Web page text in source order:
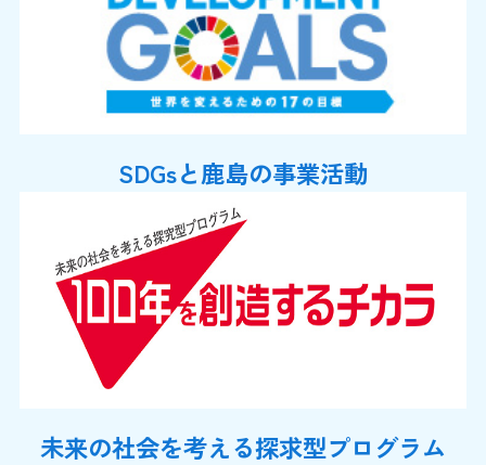
SDGsと鹿島の事業活動
未来の社会を考える探求型プログラム